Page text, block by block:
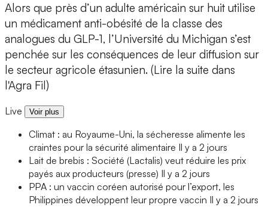
Alors que près d’un adulte américain sur huit utilise
un médicament anti-obésité de la classe des
analogues du GLP-1, l’Université du Michigan s’est
penchée sur les conséquences de leur diffusion sur
le secteur agricole étasunien. (Lire la suite dans
l'Agra Fil)
Live Voir plus
Climat : au Royaume-Uni, la sécheresse alimente les
craintes pour la sécurité alimentaire Il y a 2 jours
Lait de brebis : Société (Lactalis) veut réduire les prix
payés aux producteurs (presse) Il y a 2 jours
PPA : un vaccin coréen autorisé pour l’export, les
Philippines développent leur propre vaccin Il y a 2 jours